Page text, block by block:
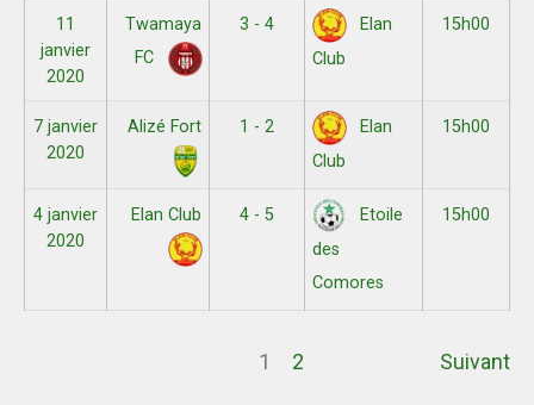
11
janvier
2020
Twamaya
FC
3 - 4
Elan
Club
15h00
7 janvier
2020
Alizé Fort 1 - 2
Elan
Club
15h00
4 janvier
2020
Elan Club 4 - 5
Etoile
des
Comores
15h00
1 2 Suivant